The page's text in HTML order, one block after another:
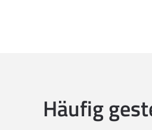
Häufig